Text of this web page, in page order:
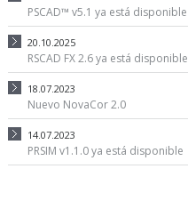
PSCAD™ v5.1 ya está disponible
20.10.2025
RSCAD FX 2.6 ya está disponible
18.07.2023
Nuevo NovaCor 2.0
14.07.2023
PRSIM v1.1.0 ya está disponible